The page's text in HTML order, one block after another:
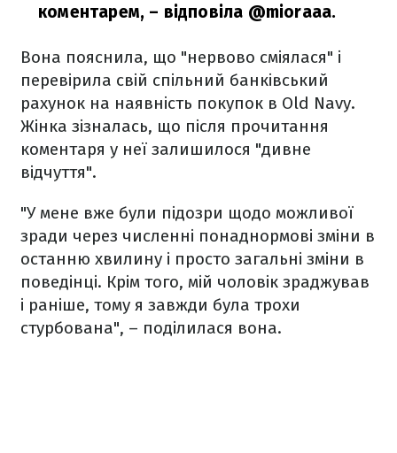
коментарем, – відповіла @mioraaa.
Вона пояснила, що "нервово сміялася" і
перевірила свій спільний банківський
рахунок на наявність покупок в Old Navy.
Жінка зізналась, що після прочитання
коментаря у неї залишилося "дивне
відчуття".
"У мене вже були підозри щодо можливої
зради через численні понаднормові зміни в
останню хвилину і просто загальні зміни в
поведінці. Крім того, мій чоловік зраджував
і раніше, тому я завжди була трохи
стурбована", – поділилася вона.